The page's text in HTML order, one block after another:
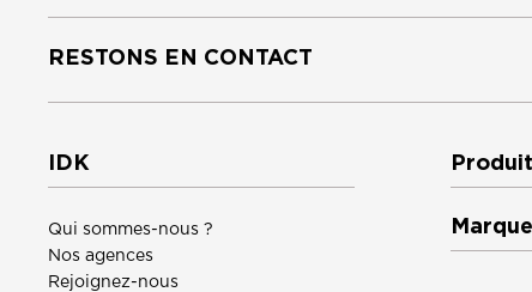
RESTONS EN CONTACT
IDK
Qui sommes-nous ?
Nos agences
Rejoignez-nous